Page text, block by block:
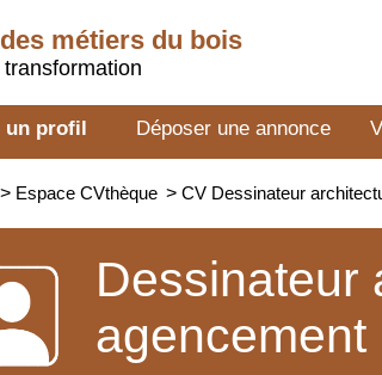
métiers du bois
un profil Déposer une annonce
> Espace CVthèque > CV Dessinateur
Dessinateur
agencement